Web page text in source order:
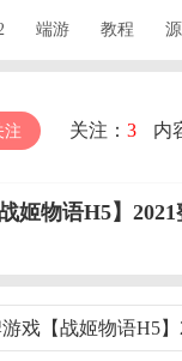
端游 教程
注 关注： 3 内
姬物语H5】